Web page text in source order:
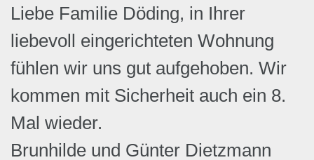
Liebe Familie Döding, in Ihrer
liebevoll eingerichteten Wohnung
fühlen wir uns gut aufgehoben. Wir
kommen mit Sicherheit auch ein 8.
Mal wieder.
Brunhilde und Günter Dietzmann